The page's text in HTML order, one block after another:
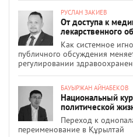
РУСЛАН ЗАКИЕВ
От доступа к
лекарственного
Как системное
публичного обсуждения
регулировании
БАУЫРЖАН АЙНАБЕКОВ
Национальный
политической
Переход к
переименование в Құрылтай